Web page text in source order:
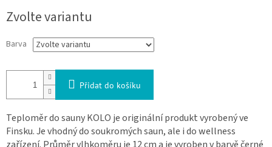
Zvolte variantu
Barva
Přidat do košíku
Teploměr do sauny KOLO je originální produkt vyrobený ve
Finsku. Je vhodný do soukromých saun, ale i do wellness